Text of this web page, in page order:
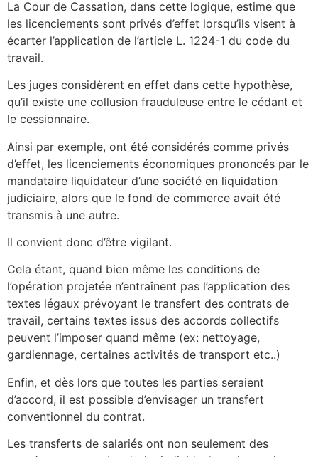
La Cour de Cassation, dans cette logique, estime que
les licenciements sont privés d’effet lorsqu’ils visent à
écarter l’application de l’article L. 1224-1 du code du
travail.
Les juges considèrent en effet dans cette hypothèse,
qu’il existe une collusion frauduleuse entre le cédant et
le cessionnaire.
Ainsi par exemple, ont été considérés comme privés
d’effet, les licenciements économiques prononcés par le
mandataire liquidateur d’une société en liquidation
judiciaire, alors que le fond de commerce avait été
transmis à une autre.
Il convient donc d’être vigilant.
Cela étant, quand bien même les conditions de
l’opération projetée n’entraînent pas l’application des
textes légaux prévoyant le transfert des contrats de
travail, certains textes issus des accords collectifs
peuvent l’imposer quand même (ex: nettoyage,
gardiennage, certaines activités de transport etc..)
Enfin, et dès lors que toutes les parties seraient
d’accord, il est possible d’envisager un transfert
conventionnel du contrat.
Les transferts de salariés ont non seulement des